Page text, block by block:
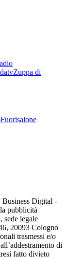
Zuppa di
Fuorisalone
Digital -
pubblicità
legale
20093 Cologno
trasmessi e/o
di
fatto divieto